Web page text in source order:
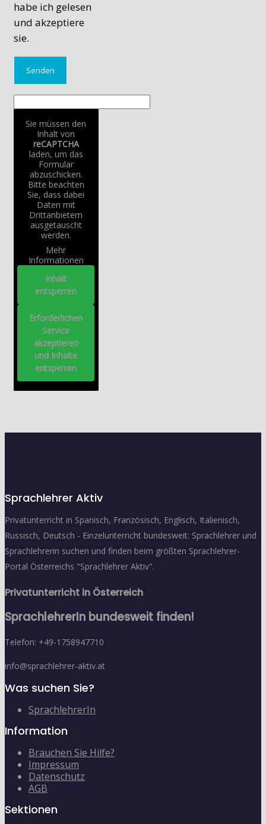
habe ich gelesen
und akzeptiere
sie.
Sie müssen den
Inhalt von
reCAPTCHA
laden, um das
Formular
abzuschicken.
Bitte beachten
Sie, dass dabei
Daten mit
Drittanbietern
ausgetauscht
werden.
Mehr
Informationen
Inhalt
entsperren
Erforderlichen
Service
akzeptieren
und Inhalte
entsperren
Sprachlehrer Aktiv
Privatunterricht in Spanisch, Französisch, Englisch, Italienisch,
Russisch, Deutsch - Einzelunterricht bundesweit: Sprachlehrer und
Sprachlehrerin suchen und finden beim größten Sprachlehrer-
Portal Österreichs "Sprachlehrer Aktiv".
Privatunterricht in Österreich
SprachlehrerIn bundesweit finden!
Telefon: +49-1758947710
info@sprachlehrer-aktiv.at
Was suchen Sie?
SprachlehrerIn
Information
Brauchen Sie Hilfe?
Impressum
Datenschutz
AGB
Sektionen